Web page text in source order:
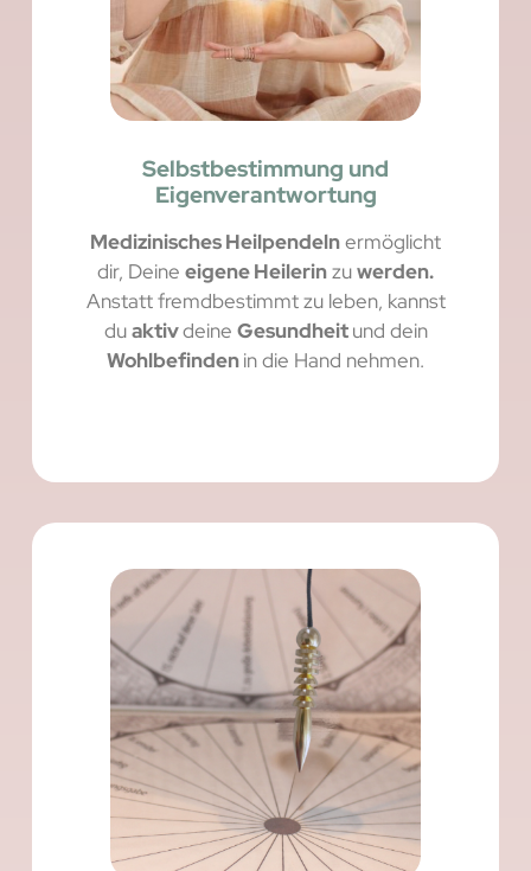
Selbstbestimmung und
Eigenverantwortung
Medizinisches Heilpendelnermöglicht
dir, Deine eigene Heilerinzuwerden.
Anstatt fremdbestimmt zu leben, kannst
duaktivdeine Gesundheitund dein
Wohlbefindenin die Hand nehmen.